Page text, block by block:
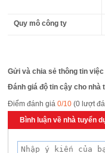
Quy mô công ty
Gửi và chia sẻ thông tin
Đánh giá độ tin cậy cho nhà
Điểm đánh giá 0/10 (0 lượt
Bình luận về nhà tuyển